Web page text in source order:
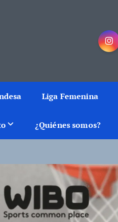
Liga Femenina
¿Quiénes somos?